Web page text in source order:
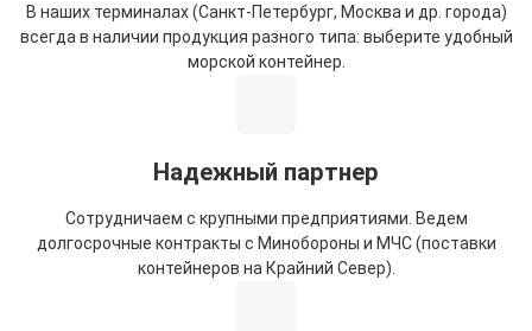
В наших терминалах (Санкт-Петербург, Москва и др. города)
всегда в наличии продукция разного типа: выберите удобный
морской контейнер.
Надежный партнер
Сотрудничаем с крупными предприятиями. Ведем
долгосрочные контракты с Минобороны и МЧС (поставки
контейнеров на Крайний Север).